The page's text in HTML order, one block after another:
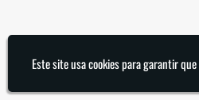
Este site usa cookies para garantir